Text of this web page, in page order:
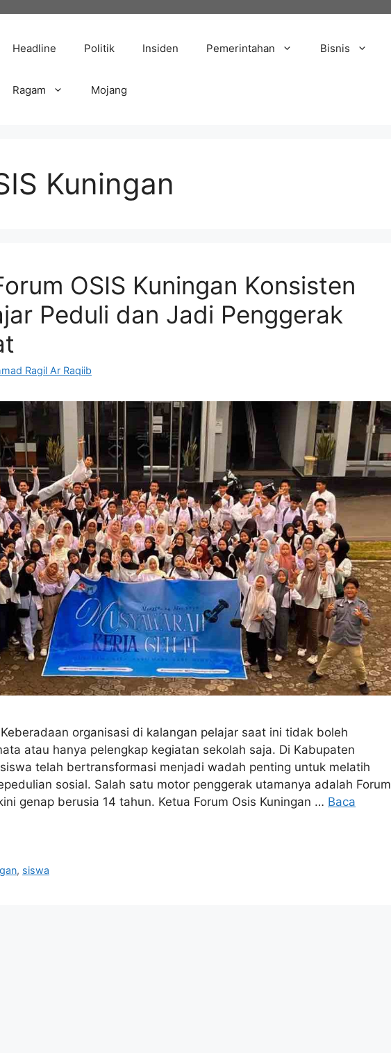
Headline Politik Insiden Pemerintahan Bisnis
Ragam Mojang
Kuningan
OSIS Kuningan Konsisten
Peduli dan Jadi Penggerak
Ragil Ar Raqiib
organisasi di kalangan pelajar saat ini tidak boleh
atau hanya pelengkap kegiatan sekolah saja. Di Kabupaten
telah bertransformasi menjadi wadah penting untuk melatih
sosial. Salah satu motor penggerak utamanya adalah Forum
genap berusia 14 tahun. Ketua Forum Osis Kuningan … Baca
, siswa